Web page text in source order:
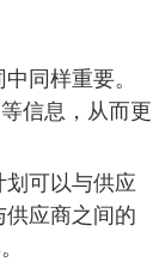
同样重要。
信息，从而更
划可以与供应
应商之间的